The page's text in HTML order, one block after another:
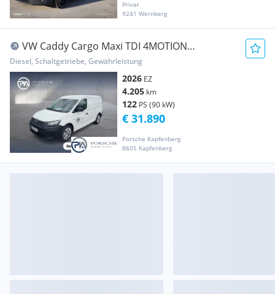
Privat
9241 Wernberg
VW Caddy Cargo Maxi TDI 4MOTION
Transporter / Kastenwagen
Diesel, Schaltgetriebe, Gewährleistung
2026 EZ
4.205 km
122 PS (90 kW)
Porsche Kapfenberg
8605 Kapfenberg
€ 31.890